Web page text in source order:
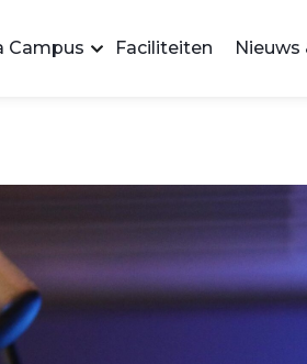
Campus Faciliteiten Nieuws